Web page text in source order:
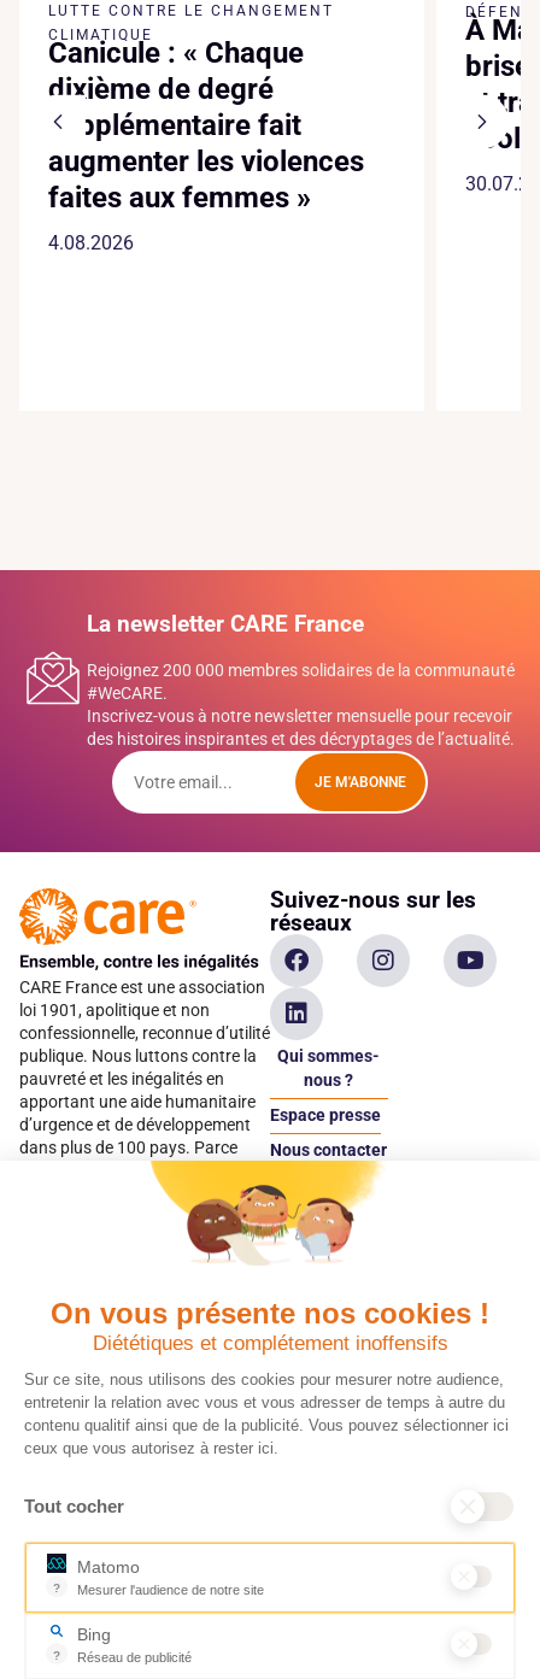
On vous présente nos cookies !
Diététiques et complétement inoffensifs
Sur ce site, nous utilisons des cookies pour mesurer notre audience,
entretenir la relation avec vous et vous adresser de temps à autre du
contenu qualitif ainsi que de la publicité. Vous pouvez sélectionner ici
ceux que vous autorisez à rester ici.
Tout cocher
?
Matomo
Mesurer l'audience de notre site
Outil analytique (alternative à Google Analytics) collectant des
?
Bing
Réseau de publicité
LUTTE CONTRE LE CHANGEMENT
CLIMATIQUE
Canicule : « Chaque
dixième de degré
supplémentaire fait
augmenter les violences
faites aux femmes »
4.08.2026
À
brise
et
La newsletter CARE France
Rejoignez 200 000 membres solidaires de la communauté
#WeCARE.
Inscrivez-vous à notre newsletter mensuelle pour recevoir
des histoires inspirantes et des décryptages de l’actualité.
JE M'ABONNE
CARE France est une association
loi 1901, apolitique et non
confessionnelle, reconnue d’utilité
publique. Nous luttons contre la
pauvreté et les inégalités en
apportant une aide humanitaire
d’urgence et de développement
dans plus de 100 pays. Parce
qu’elles sont les premières
victimes des inégalités, CARE met
les femmes et les filles au cœur
Suivez-nous sur les
réseaux
Qui sommes-
nous ?
Espace presse
Nous contacter
Espace
donateur
Quels avantages fiscaux ?
Chaque don effectué à une
association reconnue d’utilité
publique comme CARE, est
déductible jusqu’à 75 % de l’impôt
sur le revenu. Modalités de
déduction, déclaration des dons
ce qu’il faut savoir sur la
France pour exprimer votre
générosité et optimiser votre
fiscalité en toute confiance.
En savoir plus
Donner en confiance
Vos dons sont
déductibles à 75 % de
vos impôts. Depuis
plus de 15 ans, CARE
France est une